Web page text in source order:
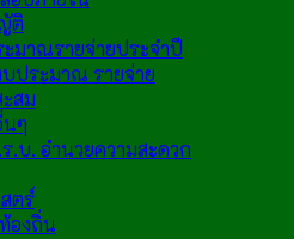
ติ
มาณรายจ่ายประจำปี
ประมาณ รายจ่าย
สม
ๆ
.บ. อำนวยความสะดวก
ตร์
องถิ่น